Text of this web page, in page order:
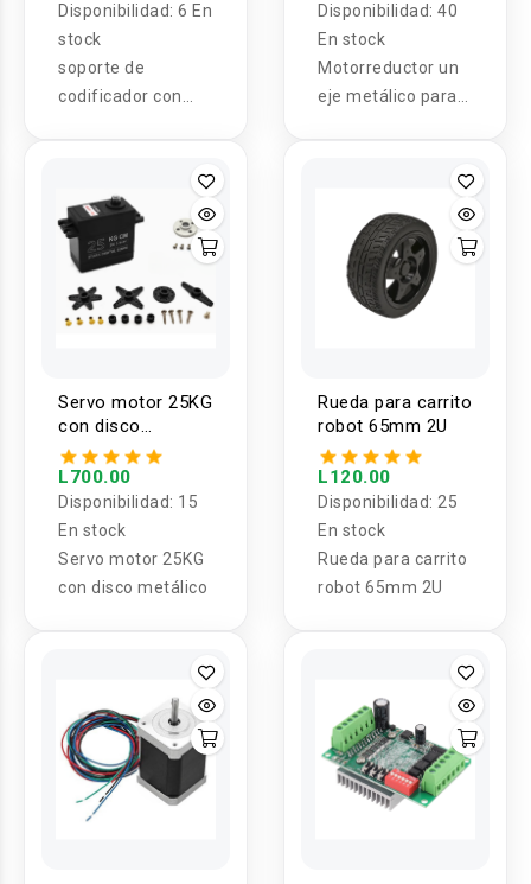
Disponibilidad: 6 En
stock
soporte de
codificador con
Disponibilidad: 40
En stock
Motorreductor un
eje metálico para
Servo motor 25KG
con disco
metalico S825A
L700.00
Disponibilidad: 15
En stock
Servo motor 25KG
con disco metálico
Rueda para carrito
robot 65mm 2U
L120.00
Disponibilidad: 25
En stock
Rueda para carrito
robot 65mm 2U